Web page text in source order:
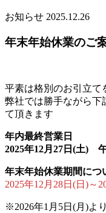
お知らせ 2025.12.26
年末年始休業のご
平素は格別のお引立て
弊社では勝手ながら下
て頂きます
年内最終営業日
2025年12月27日(土)
年末年始休業期間につ
2025年12月28日(日)～
※2026年1月5日(月)よ